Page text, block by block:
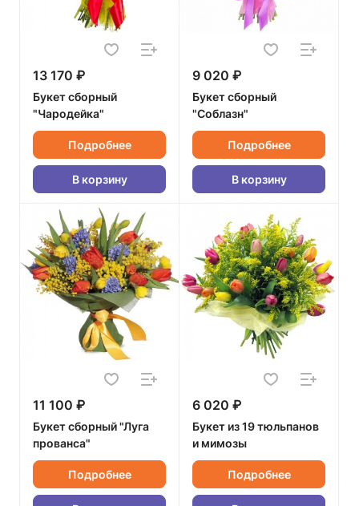
13 170 ₽
Букет сборный
"Чародейка"
Подробнее
В корзину
9 020 ₽
Букет сборный
"Соблазн"
Подробнее
В корзину
11 100 ₽
Букет сборный "Луга
прованса"
Подробнее
6 020 ₽
Букет из 19 тюльпанов
и мимозы
Подробнее